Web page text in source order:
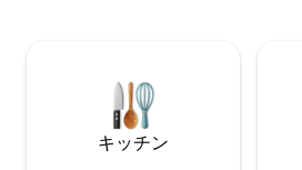
あるバルコニーにアクセスできます。
キッチン